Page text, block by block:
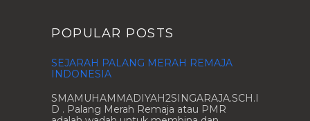
POPULAR POSTS
SEJARAH PALANG MERAH REMAJA
INDONESIA
SMAMUHAMMADIYAH2SINGARAJA.SCH.I
D . Palang Merah Remaja atau PMR